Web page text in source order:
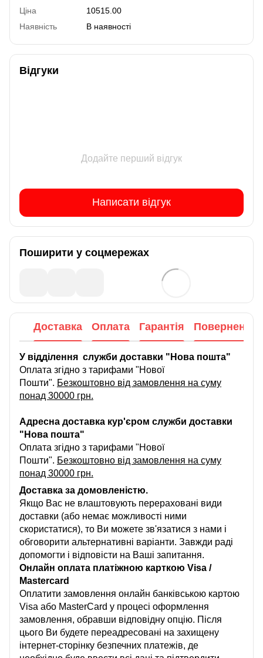
Ціна
10515.00
Наявність
В наявності
Відгуки
Додайте перший відгук
Написати відгук
Поширити у соцмережах
Доставка Оплата Гарантія Повернення
У відділення служби доставки "Нова пошта"
Оплата згідно з тарифами "Нової
Пошти". Безкоштовно від замовлення на суму
понад 30000 грн.
Адресна доставка кур'єром служби доставки
"Нова пошта"
Оплата згідно з тарифами "Нової
Пошти". Безкоштовно від замовлення на суму
понад 30000 грн.
Доставка за домовленістю.
Якщо Вас не влаштовують перераховані види
доставки (або немає можливості ними
скористатися), то Ви можете зв'язатися з нами і
обговорити альтернативні варіанти. Завжди раді
допомогти і відповісти на Ваші запитання.
Онлайн оплата платіжною карткою Visa /
Mastercard
Оплатити замовлення онлайн банківською картою
Visa або MasterCard у процесі оформлення
замовлення, обравши відповідну опцію. Після
цього Ви будете переадресовані на захищену
інтернет-сторінку безпечних платежів, де